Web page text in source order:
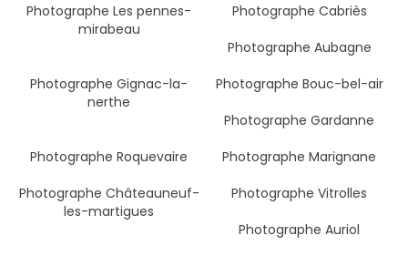
Photographe Les pennes-
mirabeau
Photographe Cabriès
Photographe Aubagne
Photographe Gignac-la-
nerthe
Photographe Bouc-bel-air
Photographe Gardanne
Photographe Roquevaire
Photographe Marignane
Photographe Châteauneuf-
les-martigues
Photographe Vitrolles
Photographe Auriol